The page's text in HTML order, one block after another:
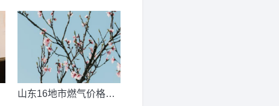
山东16地市燃气价格明